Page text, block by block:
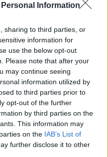
Information
sharing to third parties, or
information for
use the below opt-out
Please note that after your
may continue seeing
information utilized by
to third parties prior to
opt-out of the further
by third parties on the
This information may
on the IAB’s List of
further disclose it to other